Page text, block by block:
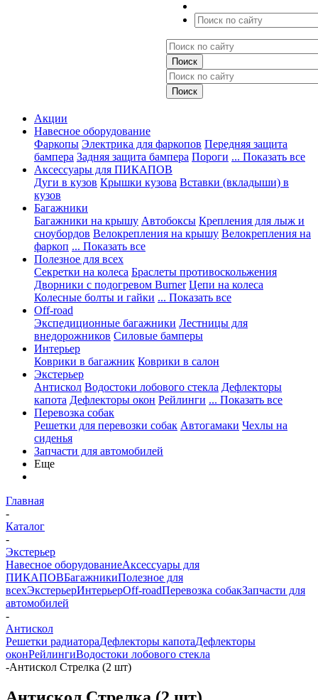
Акции
Навесное оборудование
Фаркопы Электрика для фаркопов Передняя защита
бампера Задняя защита бампера Пороги ... Показать все
Аксессуары для ПИКАПОВ
Дуги в кузов Крышки кузова Вставки (вкладыши) в
кузов
Багажники
Багажники на крышу Автобоксы Крепления для лыж и
сноубордов Велокрепления на крышу Велокрепления на
фаркоп ... Показать все
Полезное для всех
Секретки на колеса Браслеты противоскольжения
Дворники с подогревом Burner Цепи на колеса
Колесные болты и гайки ... Показать все
Off-road
Экспедиционные багажники Лестницы для
внедорожников Силовые бамперы
Интерьер
Коврики в багажник Коврики в салон
Экстерьер
Антискол Водостоки лобового стекла Дефлекторы
капота Дефлекторы окон Рейлинги ... Показать все
Перевозка собак
Решетки для перевозки собак Автогамаки Чехлы на
сиденья
Запчасти для автомобилей
Еще
Главная
-
Каталог
-
Экстерьер
Навесное оборудованиеАксессуары для
ПИКАПОВБагажникиПолезное для
всехЭкстерьерИнтерьерOff-roadПеревозка собакЗапчасти для
автомобилей
-
Антискол
Решетки радиатораДефлекторы капотаДефлекторы
оконРейлингиВодостоки лобового стекла
-Антискол Стрелка (2 шт)